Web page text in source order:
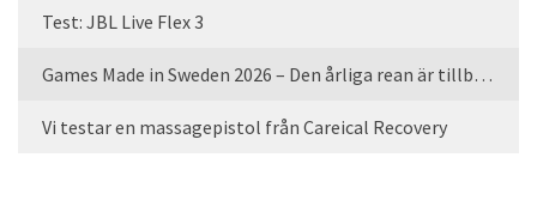
Test: JBL Live Flex 3
Games Made in Sweden 2026 – Den årliga rean är tillbaka
Vi testar en massagepistol från Careical Recovery